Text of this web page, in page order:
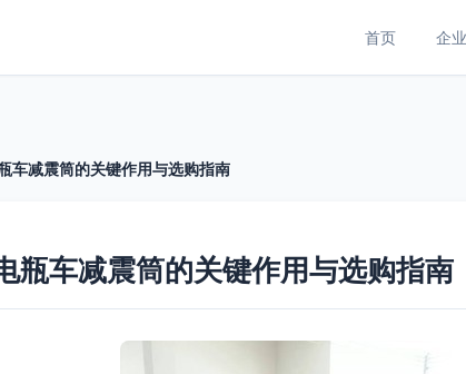
首页 企
车减震筒的关键作用与选购指南
瓶车减震筒的关键作用与选购指南